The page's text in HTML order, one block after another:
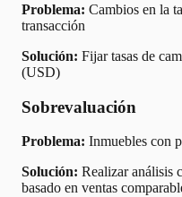
Problema: Cambios en la
transacción
Solución: Fijar tasas de
(USD)
Sobrevaluación
Problema: Inmuebles con
Solución: Realizar análisis
basado en ventas